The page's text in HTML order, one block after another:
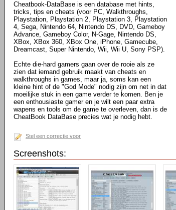
Cheatbook-DataBase is een database met hints,
tricks, tips en cheats (voor PC, Walkthroughs,
Playstation, Playstation 2, Playstation 3, Playstation
4, Sega, Nintendo 64, Nintendo DS, DVD, Gameboy
Advance, Gameboy Color, N-Gage, Nintendo DS,
XBox, XBox 360, XBox One, iPhone, Gamecube,
Dreamcast, Super Nintendo, Wii, Wii U, Sony PSP).
Echte die-hard gamers gaan over de rooie als ze
zien dat iemand gebruik maakt van cheats en
walkthroughs in games, maar ja, soms kan een
kleine hint of de "God Mode" nodig zijn om net in dat
moeilijke stuk in een game verder te komen. Ben je
een enthousiaste gamer en je wilt een paar extra
wapens en tools om de game te overleven, dan is de
CheatBook DataBase precies wat je nodig hebt.
Stel een correctie voor
Screenshots: